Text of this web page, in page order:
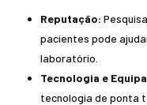
Reputação:
pacientes pode
laboratório.
Tecnologia e
tecnologia de ponta